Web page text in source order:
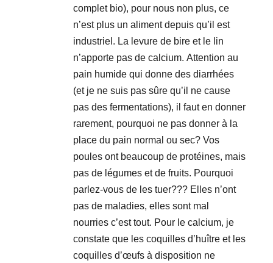
complet bio), pour nous non plus, ce
n’est plus un aliment depuis qu’il est
industriel. La levure de bire et le lin
n’apporte pas de calcium. Attention au
pain humide qui donne des diarrhées
(et je ne suis pas sûre qu’il ne cause
pas des fermentations), il faut en donner
rarement, pourquoi ne pas donner à la
place du pain normal ou sec? Vos
poules ont beaucoup de protéines, mais
pas de légumes et de fruits. Pourquoi
parlez-vous de les tuer??? Elles n’ont
pas de maladies, elles sont mal
nourries c’est tout. Pour le calcium, je
constate que les coquilles d’huître et les
coquilles d’œufs à disposition ne